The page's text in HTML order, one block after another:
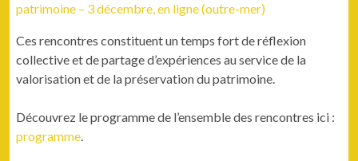
patrimoine – 3 décembre, en ligne (outre-mer)
Ces rencontres constituent un temps fort de réflexion
collective et de partage d’expériences au service de la
valorisation et de la préservation du patrimoine.
Découvrez le programme de l’ensemble des rencontres ici :
programme.